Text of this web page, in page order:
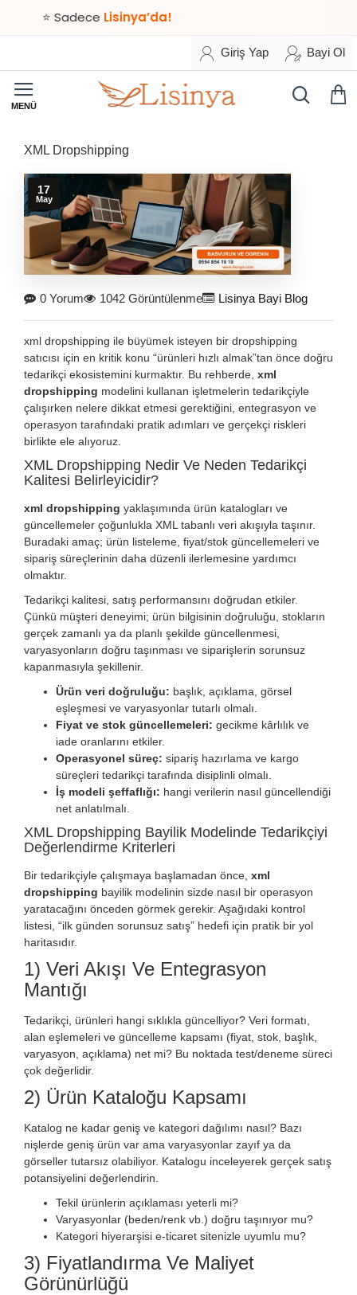
SadeceLisinya’da!
Giriş Yap Bayi Ol
XML Dropshipping
17
May
0 Yorum 1042 Görüntülenme Lisinya Bayi Blog
xml dropshipping ile büyümek isteyen bir dropshipping
satıcısı için en kritik konu “ürünleri hızlı almak”tan önce doğru
tedarikçi ekosistemini kurmaktır. Bu rehberde, xml
dropshipping modelini kullanan işletmelerin tedarikçiyle
çalışırken nelere dikkat etmesi gerektiğini, entegrasyon ve
operasyon tarafındaki pratik adımları ve gerçekçi riskleri
birlikte ele alıyoruz.
XML Dropshipping Nedir Ve Neden Tedarikçi
Kalitesi Belirleyicidir?
xml dropshipping yaklaşımında ürün katalogları ve
güncellemeler çoğunlukla XML tabanlı veri akışıyla taşınır.
Buradaki amaç; ürün listeleme, fiyat/stok güncellemeleri ve
sipariş süreçlerinin daha düzenli ilerlemesine yardımcı
olmaktır.
Tedarikçi kalitesi, satış performansını doğrudan etkiler.
Çünkü müşteri deneyimi; ürün bilgisinin doğruluğu, stokların
gerçek zamanlı ya da planlı şekilde güncellenmesi,
varyasyonların doğru taşınması ve siparişlerin sorunsuz
kapanmasıyla şekillenir.
Ürün veri doğruluğu: başlık, açıklama, görsel
eşleşmesi ve varyasyonlar tutarlı olmalı.
Fiyat ve stok güncellemeleri: gecikme kârlılık ve
iade oranlarını etkiler.
Operasyonel süreç: sipariş hazırlama ve kargo
süreçleri tedarikçi tarafında disiplinli olmalı.
İş modeli şeffaflığı: hangi verilerin nasıl güncellendiği
net anlatılmalı.
XML Dropshipping Bayilik Modelinde Tedarikçiyi
Değerlendirme Kriterleri
Bir tedarikçiyle çalışmaya başlamadan önce, xml
dropshipping bayilik modelinin sizde nasıl bir operasyon
yaratacağını önceden görmek gerekir. Aşağıdaki kontrol
listesi, “ilk günden sorunsuz satış” hedefi için pratik bir yol
haritasıdır.
1) Veri Akışı Ve Entegrasyon
Mantığı
Tedarikçi, ürünleri hangi sıklıkla güncelliyor? Veri formatı,
alan eşlemeleri ve güncelleme kapsamı (fiyat, stok, başlık,
varyasyon, açıklama) net mi? Bu noktada test/deneme süreci
çok değerlidir.
2) Ürün Kataloğu Kapsamı
Katalog ne kadar geniş ve kategori dağılımı nasıl? Bazı
nişlerde geniş ürün var ama varyasyonlar zayıf ya da
görseller tutarsız olabiliyor. Katalogu inceleyerek gerçek satış
potansiyelini değerlendirin.
Tekil ürünlerin açıklaması yeterli mi?
Varyasyonlar (beden/renk vb.) doğru taşınıyor mu?
Kategori hiyerarşisi e-ticaret sitenizle uyumlu mu?
3) Fiyatlandırma Ve Maliyet
Görünürlüğü